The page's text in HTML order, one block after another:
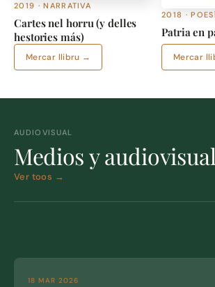
2019 · NARRATIVA
Cartes nel horru (y delles
hestories más)
Mercar llibru →
2018 ·
Patria en
Mercar
AUDIOVISUAL
Medios y audiovisual
Ver toos →
18 MAR 2026